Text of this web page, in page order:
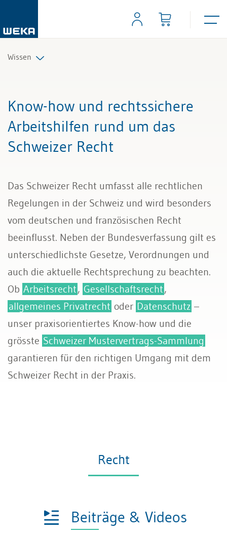
Wissen
Management
Führung & Kompetenzen
Recht
Bau & Immobilien
Know-how und rechtssichere
Arbeitshilfen rund um das
Schweizer Recht
Das Schweizer Recht umfasst alle rechtlichen
Regelungen in der Schweiz und wird besonders
vom deutschen und französischen Recht
beeinflusst. Neben der Bundesverfassung gilt es
unterschiedlichste Gesetze, Verordnungen und
auch die aktuelle Rechtsprechung zu beachten.
Ob Arbeitsrecht, Gesellschaftsrecht,
allgemeines Privatrecht oder Datenschutz –
unser praxisorientiertes Know-how und die
grösste Schweizer Mustervertrags-Sammlung
garantieren für den richtigen Umgang mit dem
Schweizer Recht in der Praxis.
Recht
Beiträge & Videos